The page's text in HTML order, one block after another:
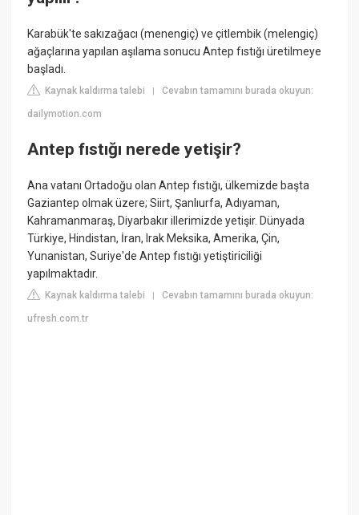
Karabük'te sakızağacı (menengiç) ve çitlembik (melengiç)
ağaçlarına yapılan aşılama sonucu Antep fıstığı üretilmeye
başladı.
Kaynak kaldırma talebi |Cevabın tamamını burada okuyun:
dailymotion.com
Antep fıstığı nerede yetişir?
Ana vatanı Ortadoğu olan Antep fıstığı, ülkemizde başta
Gaziantep olmak üzere; Siirt, Şanlıurfa, Adıyaman,
Kahramanmaraş, Diyarbakır illerimizde yetişir. Dünyada
Türkiye, Hindistan, İran, Irak Meksika, Amerika, Çin,
Yunanistan, Suriye'de Antep fıstığı yetiştiriciliği
yapılmaktadır.
Kaynak kaldırma talebi |Cevabın tamamını burada okuyun:
ufresh.com.tr